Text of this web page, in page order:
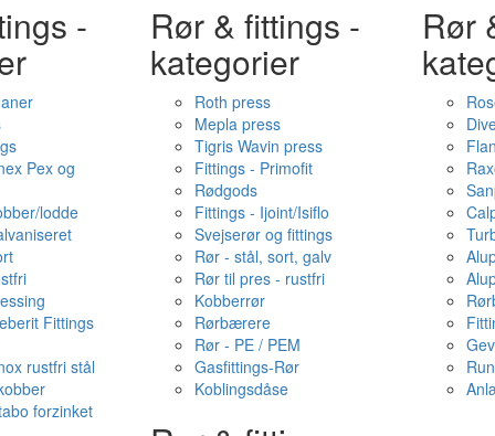
-
Pex og
lodde
Fittings
rustfri stål
forzinket
Rør & fittings -
kategorier
Roth press
Mepla press
Tigris Wavin press
Fittings - Primofit
Rødgods
Fittings - Ijoint/Isiflo
Svejserør og fittings
Rør - stål, sort, galv
Rør til pres - rustfri
Kobberrør
Rørbærere
Rør - PE / PEM
Gasfittings-Rør
Koblingsdåse
Rør